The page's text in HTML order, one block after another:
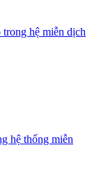
hệ miễn dịch
hệ thống miễn